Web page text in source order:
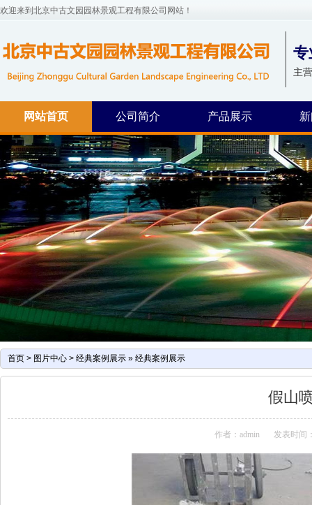
欢迎来到北京中古文园园林景观工程有限公司网站！
专
主
网站首页 公司简介 产品展示
首页 > 图片中心 > 经典案例展示 » 经典案例展示
假山
作者：admin 发表时间